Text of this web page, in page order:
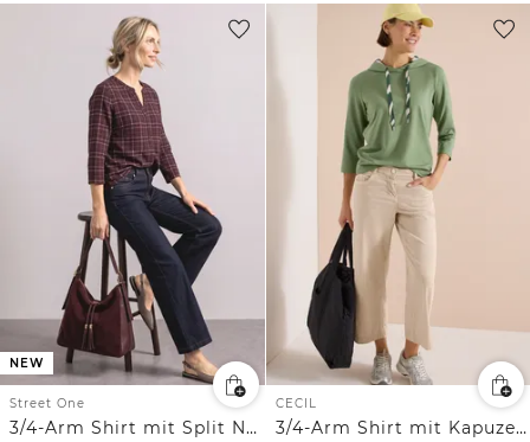
NEW
Street One
3/4-Arm Shirt mit Split Neck und Print
CECIL
3/4-Arm Shirt mit Kapuze und Printdetails